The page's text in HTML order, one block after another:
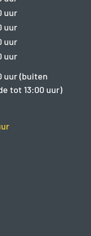
uur
uur
uur
uur
uur (buiten
tot 13:00 uur)